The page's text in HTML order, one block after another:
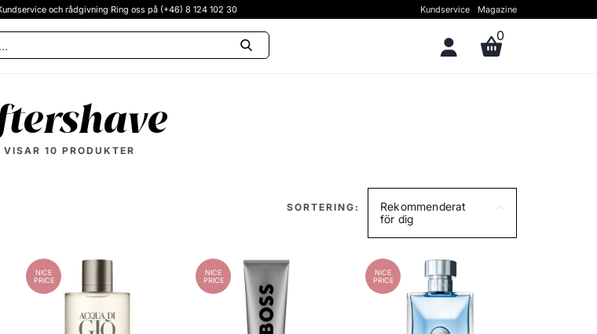
och rådgivning Ring oss på (+46) 8 124 102 30 Kundservice Magazine
0
VISAR 10 PRODUKTER
Rekommenderat
för dig
SORTERING:
NICE
PRICE
NICE
PRICE
NICE
PRICE